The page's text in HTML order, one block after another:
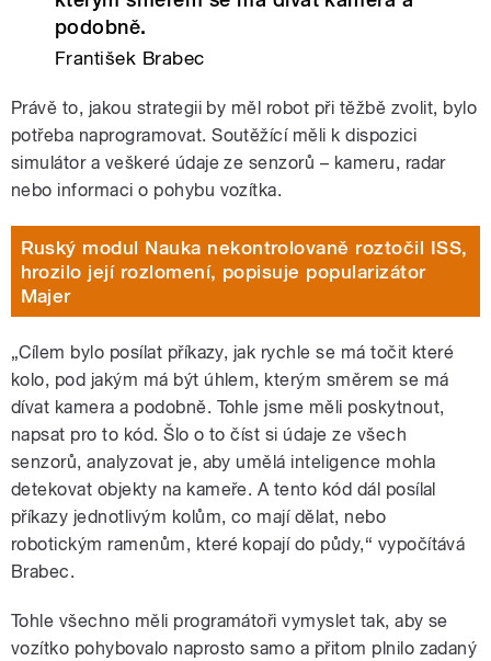
podobně.
František Brabec
Právě to, jakou strategii by měl robot při těžbě zvolit, bylo
potřeba naprogramovat. Soutěžící měli k dispozici
simulátor a veškeré údaje ze senzorů – kameru, radar
nebo informaci o pohybu vozítka.
Ruský modul Nauka nekontrolovaně roztočil ISS,
hrozilo její rozlomení, popisuje popularizátor
Majer
„Cílem bylo posílat příkazy, jak rychle se má točit které
kolo, pod jakým má být úhlem, kterým směrem se má
dívat kamera a podobně. Tohle jsme měli poskytnout,
napsat pro to kód. Šlo o to číst si údaje ze všech
senzorů, analyzovat je, aby umělá inteligence mohla
detekovat objekty na kameře. A tento kód dál posílal
příkazy jednotlivým kolům, co mají dělat, nebo
robotickým ramenům, které kopají do půdy,“ vypočítává
Brabec.
Tohle všechno měli programátoři vymyslet tak, aby se
vozítko pohybovalo naprosto samo a přitom plnilo zadaný